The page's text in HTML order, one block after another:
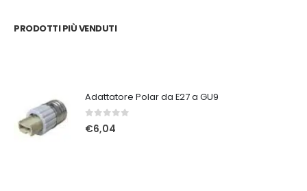
PRODOTTI PIÙ VENDUTI
Adattatore Polar da E27 a GU9
0Su 5
€6,04